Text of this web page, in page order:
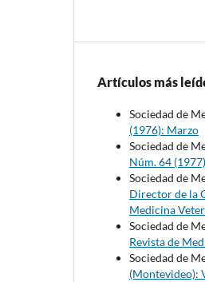
Artículos más
Sociedad de
(1976): Marzo
Sociedad de
Núm. 64
Sociedad de
Director de la
Medicina
Sociedad de
Revista de
Sociedad de
(Montevideo):